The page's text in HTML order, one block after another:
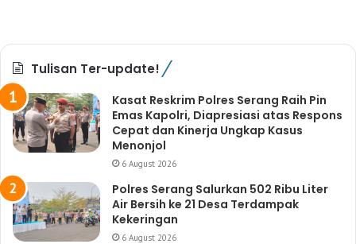
Tulisan Ter-update!
Kasat Reskrim Polres Serang Raih Pin
Emas Kapolri, Diapresiasi atas Respons
Cepat dan Kinerja Ungkap Kasus
Menonjol
6 August 2026
Polres Serang Salurkan 502 Ribu Liter
Air Bersih ke 21 Desa Terdampak
Kekeringan
6 August 2026